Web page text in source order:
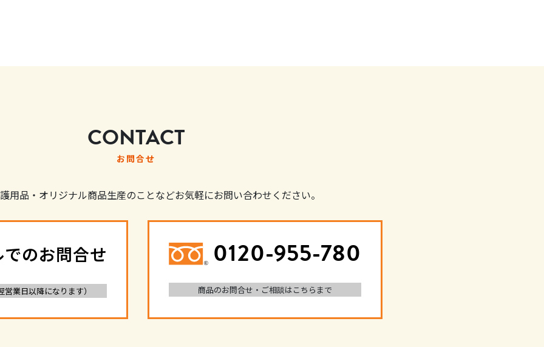
CONTACT
お問合せ
用品・オリジナル商品生産のことなどお気軽にお問い合わせください。
のお問合せ
業日以降になります）
0120-955-780
商品のお問合せ・ご相談はこちらまで